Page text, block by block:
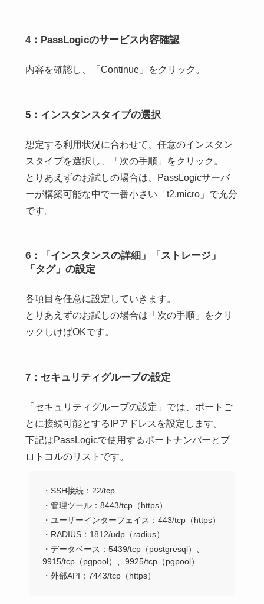
4：PassLogicのサービス内容確認
内容を確認し、「Continue」をクリック。
5：インスタンスタイプの選択
想定する利用状況に合わせて、任意のインスタン
スタイプを選択し、「次の手順」をクリック。
とりあえずのお試しの場合は、PassLogicサーバ
ーが構築可能な中で一番小さい「t2.micro」で充分
です。
6：「インスタンスの詳細」「ストレージ」
「タグ」の設定
各項目を任意に設定していきます。
とりあえずのお試しの場合は「次の手順」をクリ
ックしけばOKです。
7：セキュリティグループの設定
「セキュリティグループの設定」では、ポートご
とに接続可能とするIPアドレスを設定します。
下記はPassLogicで使用するポートナンバーとプ
ロトコルのリストです。
・SSH接続：22/tcp
・管理ツール：8443/tcp（https）
・ユーザーインターフェイス：443/tcp（https）
・RADIUS：1812/udp（radius）
・データベース：5439/tcp（postgresql）、
9915/tcp（pgpool）、9925/tcp（pgpool）
・外部API：7443/tcp（https）